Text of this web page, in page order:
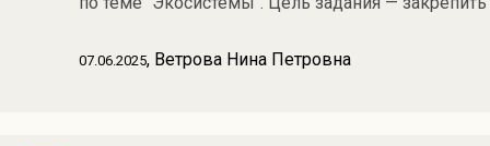
07.06.2025, Ветрова Нина Петровна